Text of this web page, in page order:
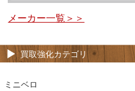
メーカー一覧＞＞
買取強化カテゴリ
ミニベロ